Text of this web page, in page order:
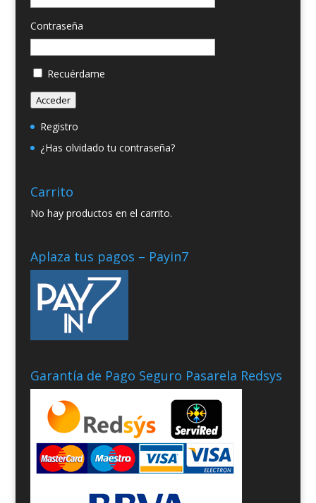
Contraseña
Recuérdame
Acceder
Registro
¿Has olvidado tu contraseña?
Carrito
No hay productos en el carrito.
Aplaza tus pagos – Payin7
Garantía de Pago Seguro Pasarela Redsys